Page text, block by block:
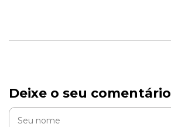
Deixe o seu comentário